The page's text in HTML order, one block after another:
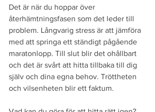
Det är när du hoppar över
återhämtningsfasen som det leder till
problem. Långvarig stress är att jämföra
med att springa ett ständigt pågående
maratonlopp. Till slut blir det ohållbart
och det är svårt att hitta tillbaka till dig
själv och dina egna behov. Tröttheten
och vilsenheten blir ett faktum.